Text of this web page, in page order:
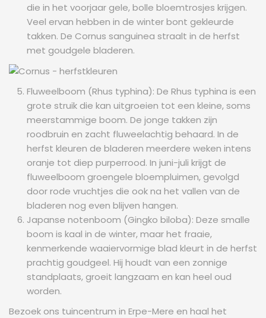
die in het voorjaar gele, bolle bloemtrosjes krijgen.
Veel ervan hebben in de winter bont gekleurde
takken. De Cornus sanguinea straalt in de herfst
met goudgele bladeren.
Fluweelboom (Rhus typhina): De Rhus typhina is een
grote struik die kan uitgroeien tot een kleine, soms
meerstammige boom. De jonge takken zijn
roodbruin en zacht fluweelachtig behaard. In de
herfst kleuren de bladeren meerdere weken intens
oranje tot diep purperrood. In juni-juli krijgt de
fluweelboom groengele bloempluimen, gevolgd
door rode vruchtjes die ook na het vallen van de
bladeren nog even blijven hangen.
Japanse notenboom (Gingko biloba): Deze smalle
boom is kaal in de winter, maar het fraaie,
kenmerkende waaiervormige blad kleurt in de herfst
prachtig goudgeel. Hij houdt van een zonnige
standplaats, groeit langzaam en kan heel oud
worden.
Bezoek ons tuincentrum in Erpe-Mere en haal het